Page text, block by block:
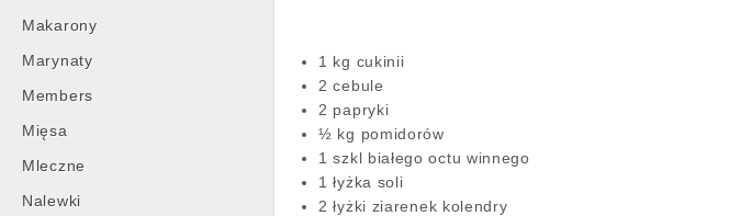
Makarony
Marynaty
Members
Mięsa
Mleczne
Nalewki
1 kg cukinii
2 cebule
2 papryki
½ kg pomidorów
1 szkl białego octu winnego
1 łyżka soli
2 łyżki ziarenek kolendry